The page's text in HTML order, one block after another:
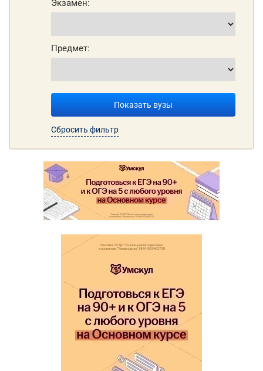
Экзамен:
Предмет:
Показать вузы
Сбросить фильтр